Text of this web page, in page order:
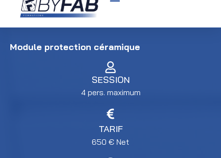
Module protection céramique
SESSION
4 pers. maximum
TARIF
650 € Net